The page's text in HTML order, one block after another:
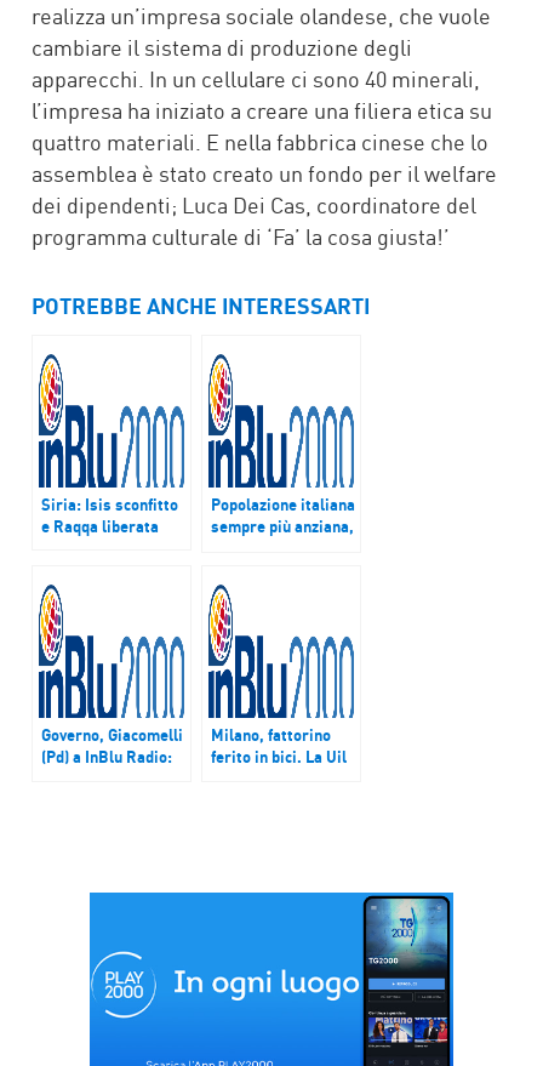
realizza un’impresa sociale olandese, che vuole
cambiare il sistema di produzione degli
apparecchi. In un cellulare ci sono 40 minerali,
l’impresa ha iniziato a creare una filiera etica su
quattro materiali. E nella fabbrica cinese che lo
assemblea è stato creato un fondo per il welfare
dei dipendenti; Luca Dei Cas, coordinatore del
programma culturale di ‘Fa’ la cosa giusta!’
POTREBBE ANCHE INTERESSARTI
Siria: Isis sconfitto
e Raqqa liberata
Popolazione italiana
sempre più anziana,
giovanile
Governo, Giacomelli
(Pd) a InBlu Radio:
Milano, fattorino
ferito in bici. La Uil